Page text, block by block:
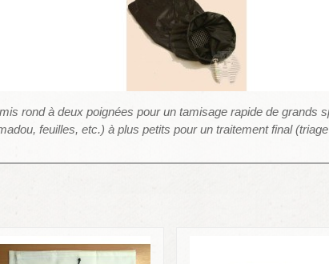
rond à deux poignées pour un tamisage rapide de grands
feuilles, etc.) à plus petits pour un traitement final